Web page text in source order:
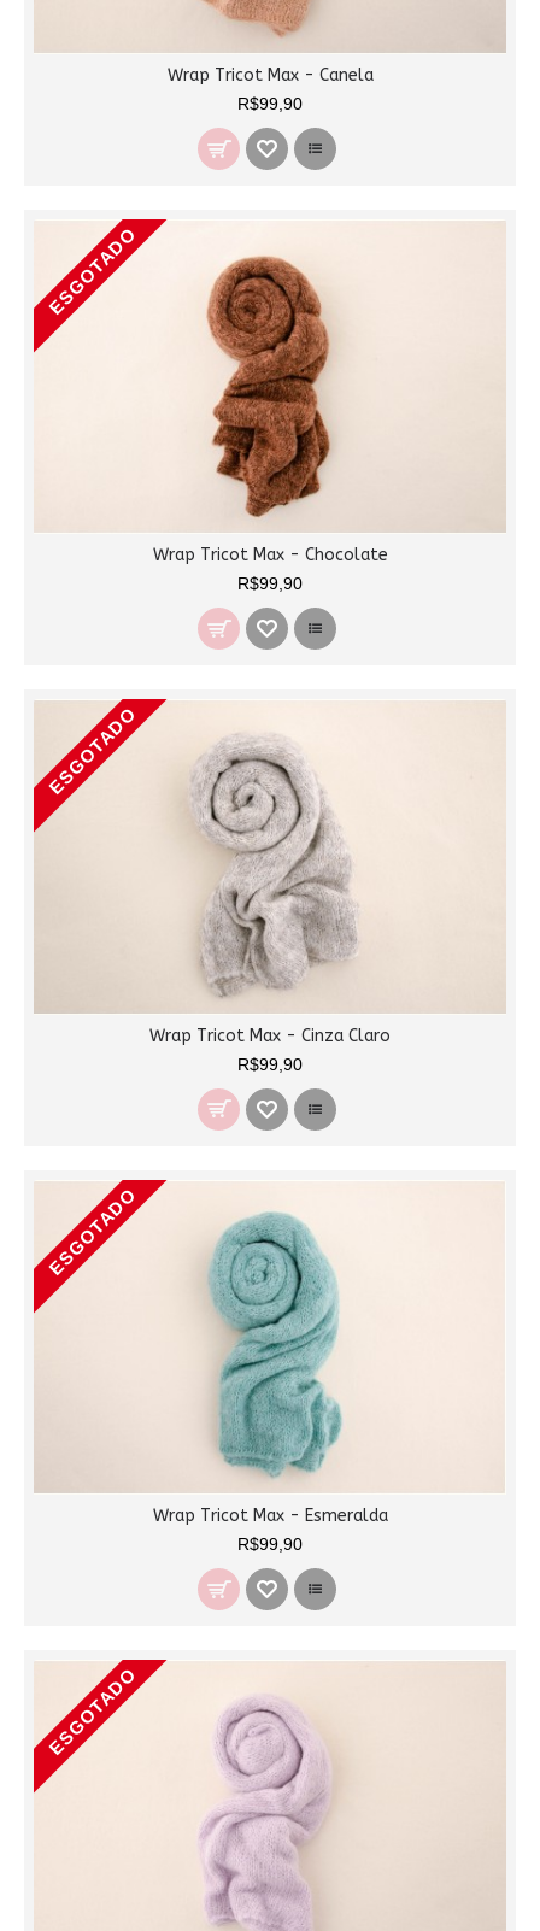
Wrap Tricot Max - Canela
R$99,90
ESGOTADO
Wrap Tricot Max - Chocolate
R$99,90
ESGOTADO
Wrap Tricot Max - Cinza Claro
R$99,90
ESGOTADO
Wrap Tricot Max - Esmeralda
R$99,90
ESGOTADO